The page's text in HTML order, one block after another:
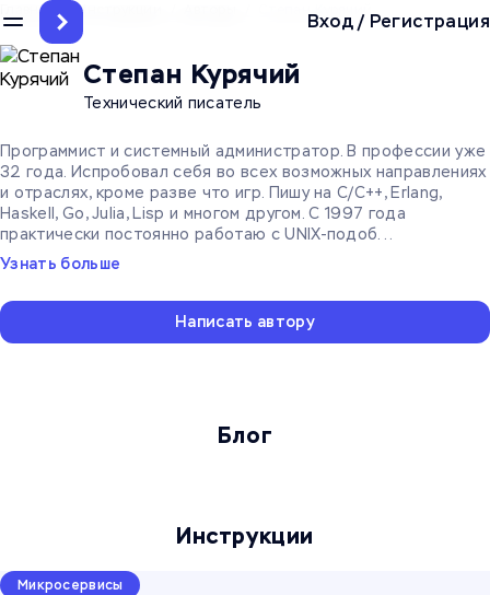
Вход/ Регистрация
Главная Инструкции
Степан Курячий
Технический писатель
Программист и системный администратор. В профессии уже
32 года. Испробовал себя во всех возможных направлениях
и отраслях, кроме разве что игр. Пишу на C/C++, Erlang,
Haskell, Go, Julia, Lisp и многом другом. С 1997 года
практически постоянно работаю с UNIX-подоб...
Узнать больше
Написать автору
Блог
Инструкции
Микросервисы